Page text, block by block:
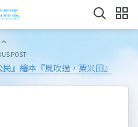
POST
』繪本『風吹過，粟米田』